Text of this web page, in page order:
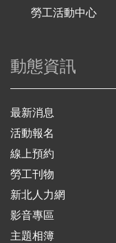
勞工活動中心
動態資訊
最新消息
活動報名
線上預約
勞工刊物
新北人力網
影音專區
主題相簿